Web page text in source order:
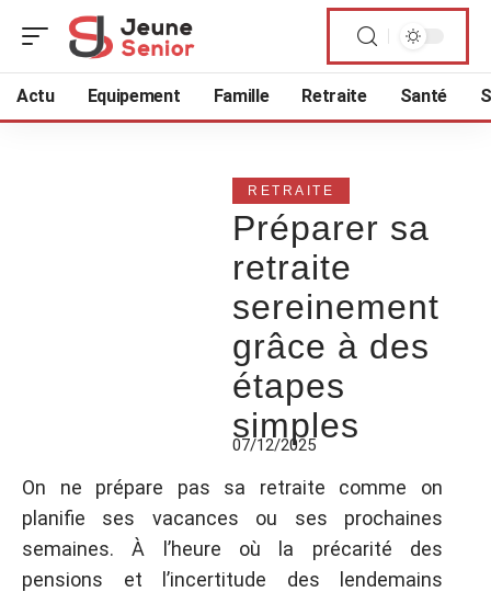
Actu Equipement Famille Retraite Santé
RETRAITE
Préparer sa
retraite
sereinement
grâce à des
étapes
simples
07/12/2025
On ne prépare pas sa retraite comme on
planifie ses vacances ou ses prochaines
semaines. À l’heure où la précarité des
pensions et l’incertitude des lendemains